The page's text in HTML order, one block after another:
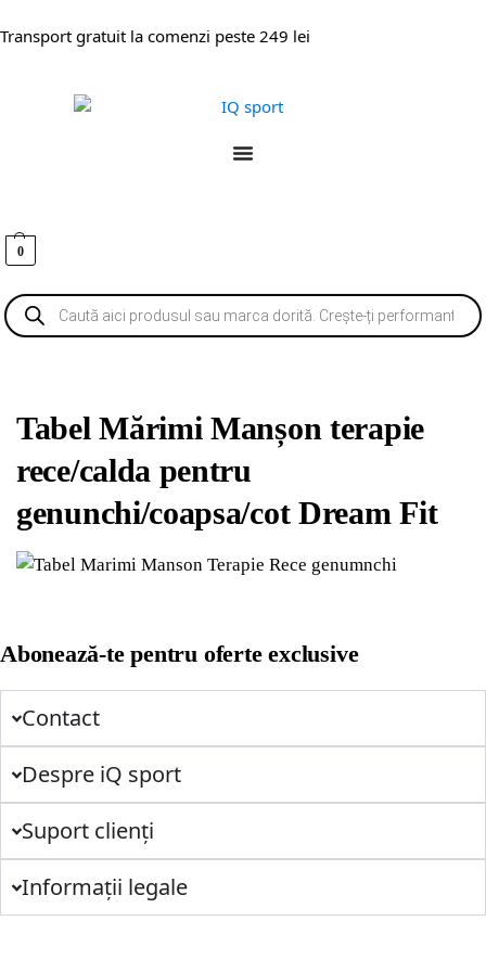
Transport gratuit la comenzi peste 249 lei
0
Tabel Mărimi Manșon terapie
rece/calda pentru
genunchi/coapsa/cot Dream Fit
Abonează-te pentru oferte exclusive
Contact
Despre iQ sport
Suport clienți
Informații legale